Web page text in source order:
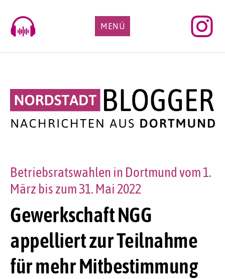
content
MENÜ
Gewerkschaft NGG
appelliert zur Teilnahme
für mehr Mitbestimmung
Betriebsratswahlen in Dortmund vom 1.
März bis zum 31. Mai 2022